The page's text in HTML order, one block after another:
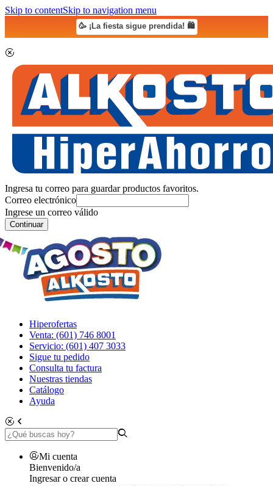
Skip to contentSkip to navigation menu
🥳 ¡La fiesta sigue prendida! 🛍️
Ingresa tu correo para guardar productos favoritos.
Correo electrónico
Ingrese un correo válido
Continuar
Hiperofertas
Venta: (601) 746 8001
Servicio: (601) 407 3033
Sigue tu pedido
Consulta tu factura
Nuestras tiendas
Catálogo
Ayuda
Mi cuenta
Bienvenido/a
Ingresar o crear cuenta